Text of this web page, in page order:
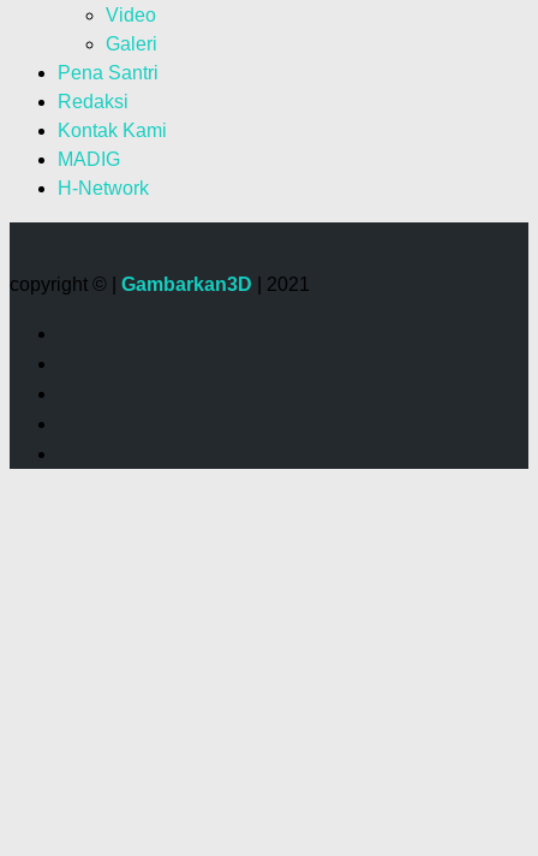
Video
Galeri
Pena Santri
Redaksi
Kontak Kami
MADIG
H-Network
copyright © | Gambarkan3D | 2021